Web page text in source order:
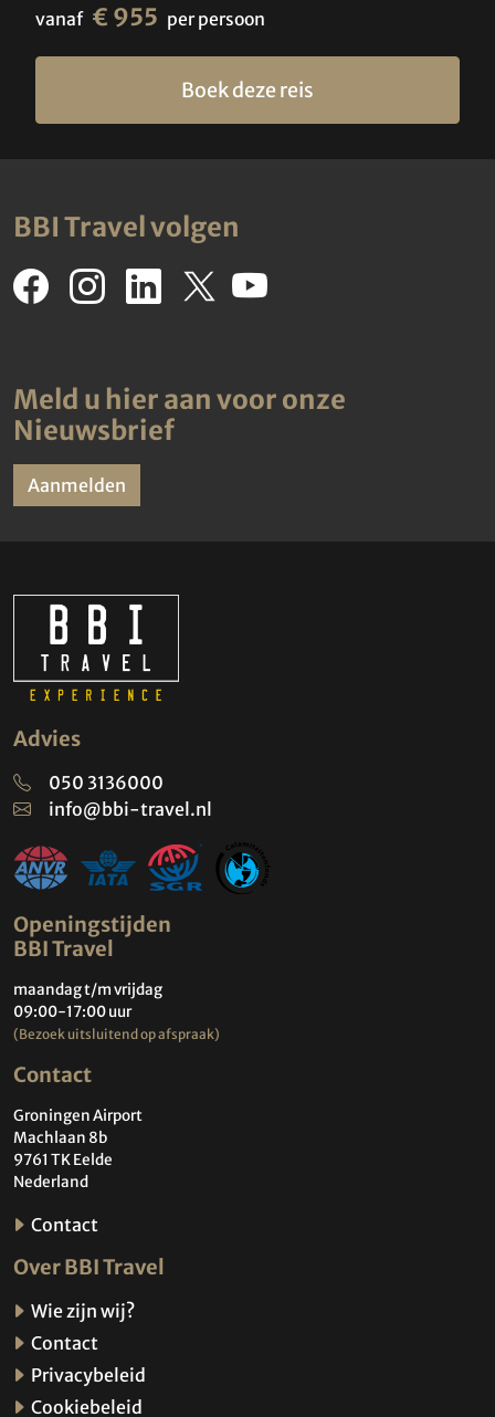
vanaf € 955 per persoon
Boek deze reis
BBI Travel volgen
Meld u hier aan voor onze
Nieuwsbrief
Aanmelden
Advies
050 3136000
info@bbi-travel.nl
Openingstijden
BBI Travel
maandag t/m vrijdag
09:00-17:00 uur
(Bezoek uitsluitend op afspraak)
Contact
Groningen Airport
Machlaan 8b
9761 TK Eelde
Nederland
Contact
Over BBI Travel
Wie zijn wij?
Contact
Privacybeleid
Cookiebeleid